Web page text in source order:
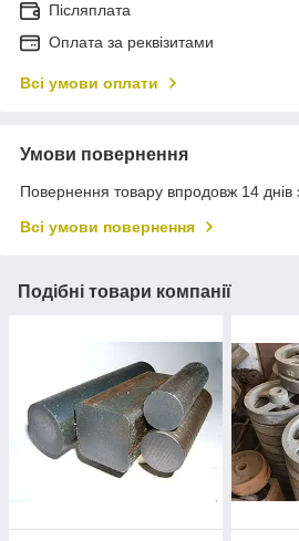
Післяплата
Оплата за реквізитами
Всі умови оплати
Умови повернення
Повернення товару впродовж 14 днів
Всі умови повернення
Подібні товари компанії